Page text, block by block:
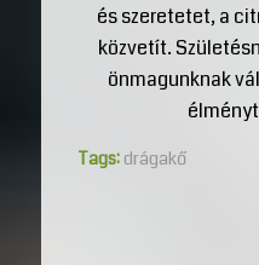
és szeretetet, a
közvetít.
önmagunknak
Tags: drágakő